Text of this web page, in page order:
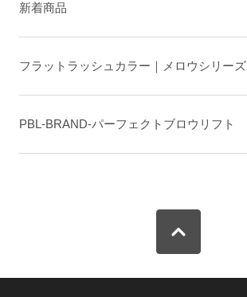
新着商品
フラットラッシュカラー｜メロウシリーズ
PBL-BRAND-パーフェクトブロウリフト